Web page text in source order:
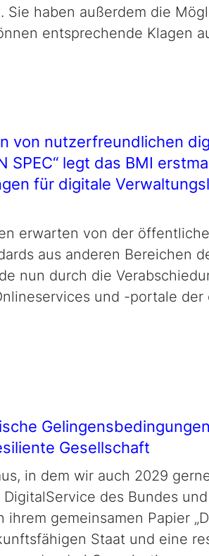
haben außerdem die
entsprechende Klagen
von nutzerfreundlichen
legt das BMI
für digitale
erwarten von der
aus anderen Bereichen
nun durch die
und -portale
Gesellschaft
in dem wir auch 2029
des Bundes
gemeinsamen Papier
Staat und eine